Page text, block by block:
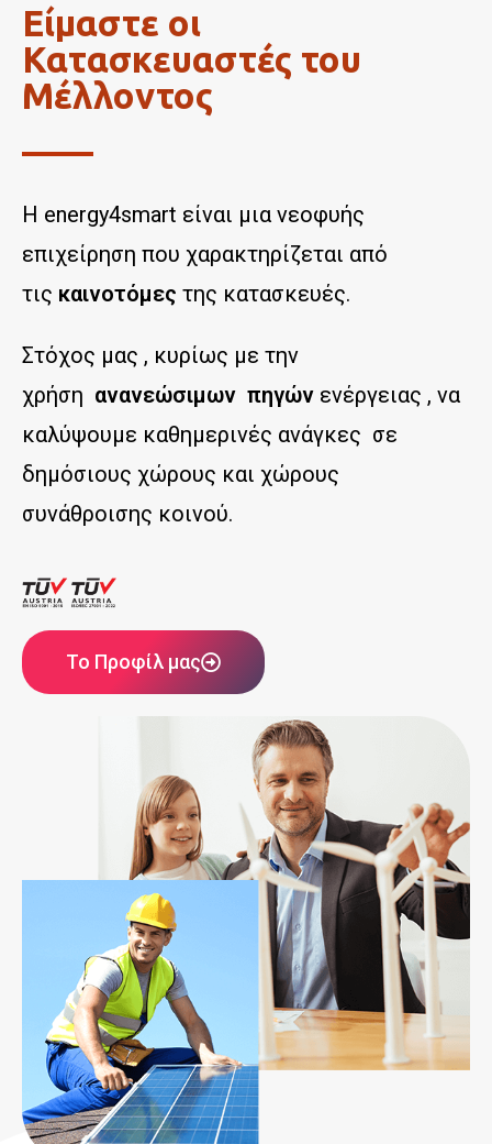
Είμαστε οι
Κατασκευαστές του
Μέλλοντος
Η energy4smart είναι μια νεοφυής
επιχείρηση που χαρακτηρίζεται από
τις καινοτόμες της κατασκευές.
Στόχος μας , κυρίως με την
χρήση ανανεώσιμων πηγών ενέργειας , να
καλύψουμε καθημερινές ανάγκες σε
δημόσιους χώρους και χώρους
συνάθροισης κοινού.
Το Προφίλ μας